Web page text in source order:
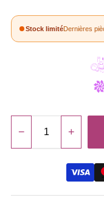
Stock limitéDernières
− +